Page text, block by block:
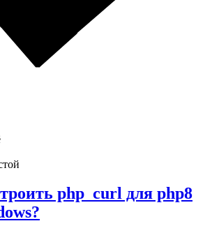
php_curl для php8